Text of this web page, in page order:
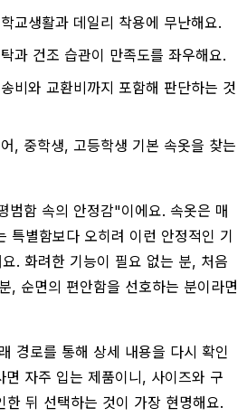
교생활과 데일리 착용에 무난해요.
과 건조 습관이 만족도를 좌우해요.
비와 교환비까지 포함해 판단하는 것
, 중학생, 고등학생 기본 속옷을 찾는
범함 속의 안정감"이에요. 속옷은 매
특별함보다 오히려 이런 안정적인 기
. 화려한 기능이 필요 없는 분, 처음
, 순면의 편안함을 선호하는 분이라면
경로를 통해 상세 내용을 다시 확인
면 자주 입는 제품이니, 사이즈와 구
뒤 선택하는 것이 가장 현명해요.